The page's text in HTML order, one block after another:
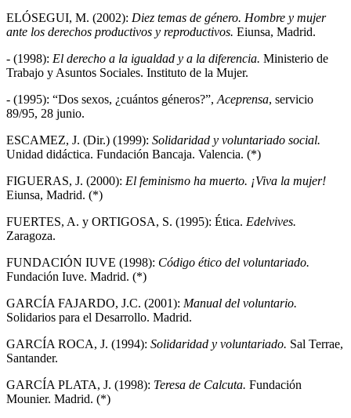
ELÓSEGUI, M. (2002): Diez temas de género. Hombre y mujer
ante los derechos productivos y reproductivos. Eiunsa, Madrid.
- (1998): El derecho a la igualdad y a la diferencia. Ministerio de
Trabajo y Asuntos Sociales. Instituto de la Mujer.
- (1995): “Dos sexos, ¿cuántos géneros?”,Aceprensa, servicio
89/95, 28 junio.
ESCAMEZ, J. (Dir.) (1999): Solidaridad y voluntariado social.
Unidad didáctica. Fundación Bancaja. Valencia. (*)
FIGUERAS, J. (2000): El feminismo ha muerto. ¡Viva la mujer!
Eiunsa, Madrid. (*)
FUERTES, A. y ORTIGOSA, S. (1995): Ética. Edelvives.
Zaragoza.
FUNDACIÓN IUVE (1998): Código ético del voluntariado.
Fundación Iuve. Madrid. (*)
GARCÍA FAJARDO, J.C. (2001): Manual del voluntario.
Solidarios para el Desarrollo. Madrid.
GARCÍA ROCA, J. (1994): Solidaridad y voluntariado. Sal Terrae,
Santander.
GARCÍA PLATA, J. (1998): Teresa de Calcuta. Fundación
Mounier. Madrid. (*)